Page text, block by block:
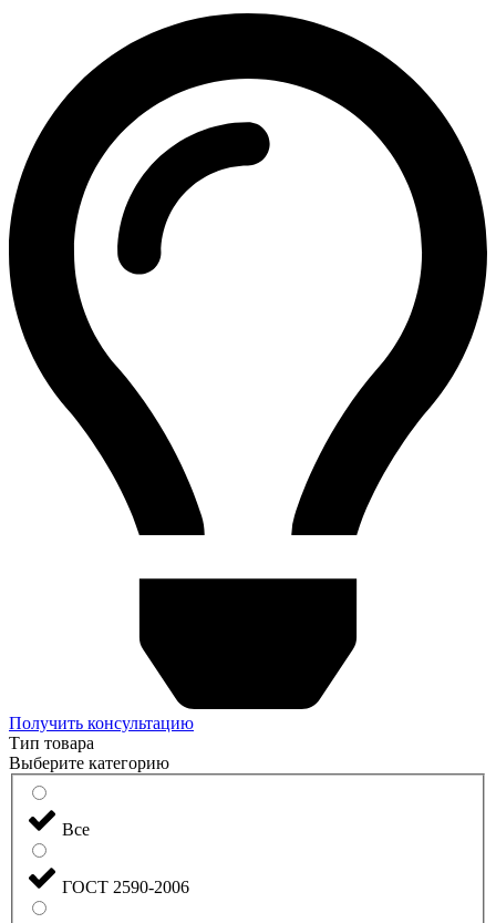
Получить консультацию
Тип товара
Выберите категорию
Все
ГОСТ 2590-2006